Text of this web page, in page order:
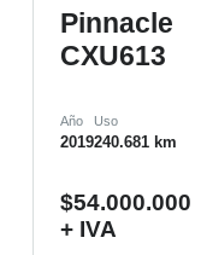
Pinnacle
CXU613
Año
2019
Uso
240.681 km
$54.000.000
+ IVA